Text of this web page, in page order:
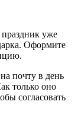
уже
Оформите
почту в день
только оно
согласовать